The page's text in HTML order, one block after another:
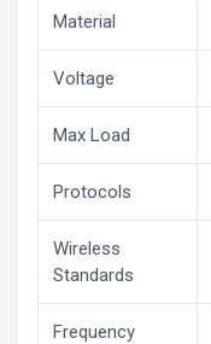
Material
Voltage
Max Load
Protocols
Wireless
Standards
Frequency